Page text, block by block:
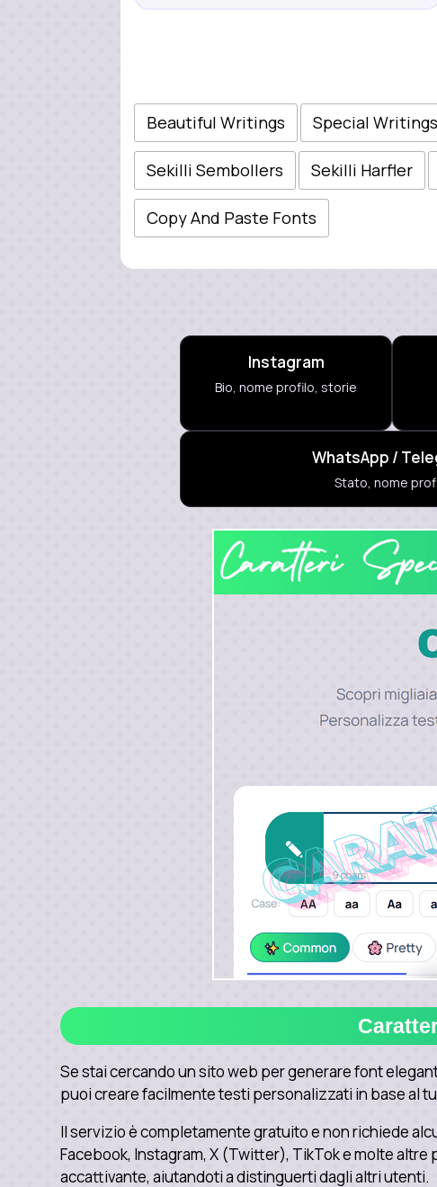
Beautiful Writings Special Writings
Sekilli Sembollers Sekilli Harfler
Copy And Paste Fonts
Instagram
Bio, nome profilo, storie
WhatsApp /
Stato, nome
Se stai cercando un sito web per generare font
puoi creare facilmente testi personalizzati in base al
Il servizio è completamente gratuito e non richiede
Facebook, Instagram, X (Twitter), TikTok e molte
accattivante, aiutandoti a distinguerti dagli altri utenti.